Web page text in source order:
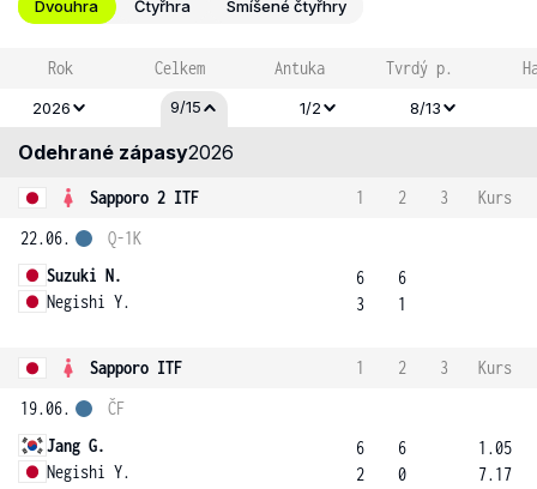
Dvouhra Čtyřhra Smíšené čtyřhry
Rok Celkem Antuka Tvrdý p.
2026 9/15 1/2 8/13
Odehrané zápasy2026
Sapporo 2 ITF 1 2 3
Kurs
22.06.
Suzuki N.
Negishi Y.
Q-1K
6
3
6
1
Sapporo ITF 1 2 3
Kurs
19.06.
Jang G.
Negishi Y.
ČF
6
2
6
0
1.05
7.17